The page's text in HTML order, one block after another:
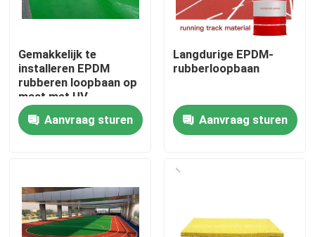
Huis
Producten
Over Ons
Gemakkelijk te
installeren EPDM
rubberen loopbaan op
maat met UV-
flexibiliteit
Aanvraag sturen
Langdurige EPDM-
rubberloopbaan
Aanvraag sturen